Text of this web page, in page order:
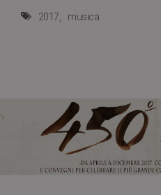
2017 musica